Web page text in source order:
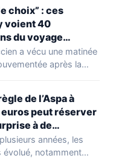
choix” : ces
voient 40
du voyage
stade, ils les
d’1 heure
a vécu une matinée
après la
de l’Aspa à
peut réserver
à de
années, les
notamment